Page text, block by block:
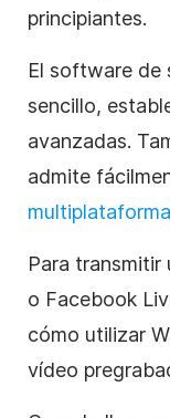
principiantes.
El software de
sencillo,
avanzadas.
admite
multiplataforma
Para transmitir
o Facebook
cómo utilizar
vídeo